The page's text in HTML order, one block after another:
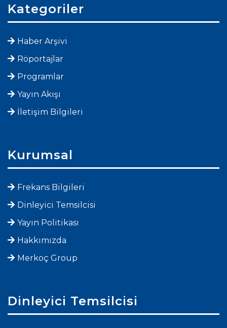
Kategoriler
Haber Arşivi
Röportajlar
Programlar
Yayın Akışı
İletişim Bilgileri
Kurumsal
Frekans Bilgileri
Dinleyici Temsilcisi
Yayın Politikası
Hakkımızda
Merkoç Group
Dinleyici Temsilcisi